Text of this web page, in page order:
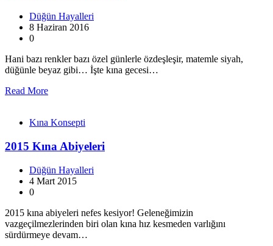
Düğün Hayalleri
8 Haziran 2016
0
Hani bazı renkler bazı özel günlerle özdeşleşir, matemle siyah,
düğünle beyaz gibi… İşte kına gecesi…
Read More
Kına Konsepti
2015 Kına Abiyeleri
Düğün Hayalleri
4 Mart 2015
0
2015 kına abiyeleri nefes kesiyor! Geleneğimizin
vazgeçilmezlerinden biri olan kına hız kesmeden varlığını
sürdürmeye devam…